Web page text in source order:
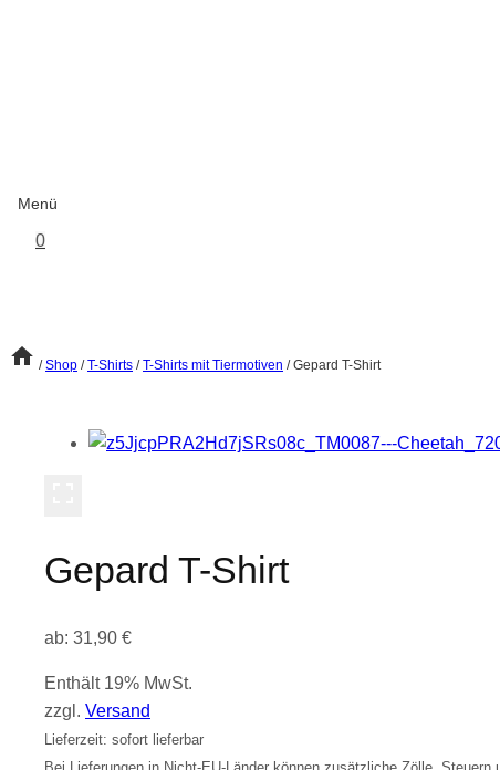
Menü
0
/ Shop / T-Shirts / T-Shirts mit Tiermotiven / Gepard T-Shirt
Gepard T-Shirt
ab: 31,90 €
Enthält 19% MwSt.
zzgl. Versand
Lieferzeit: sofort lieferbar